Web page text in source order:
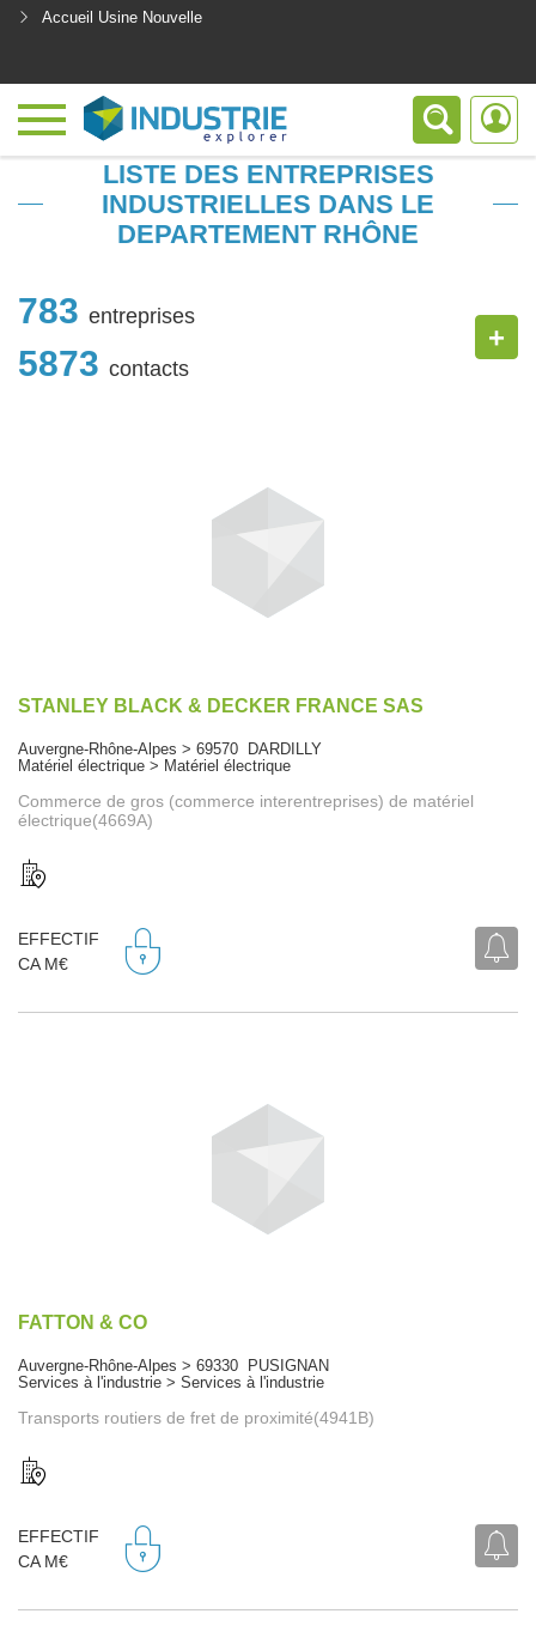
Accueil Usine Nouvelle
LISTE DES ENTREPRISES
INDUSTRIELLES DANS LE
DEPARTEMENT RHÔNE
783 entreprises
5873 contacts
+
STANLEY BLACK & DECKER FRANCE SAS
Auvergne-Rhône-Alpes > 69570 DARDILLY
Matériel électrique > Matériel électrique
Commerce de gros (commerce interentreprises) de matériel
électrique(4669A)
EFFECTIF
CA M€
FATTON & CO
Auvergne-Rhône-Alpes > 69330 PUSIGNAN
Services à l'industrie > Services à l'industrie
Transports routiers de fret de proximité(4941B)
EFFECTIF
CA M€